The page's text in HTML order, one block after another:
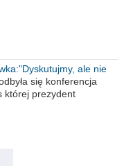
ale nie
się konferencja
której prezydent